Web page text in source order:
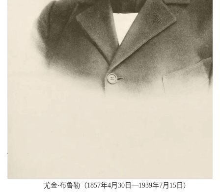
尤金·布鲁勒（1857年4月 30 日 —1939年7月 15 日）